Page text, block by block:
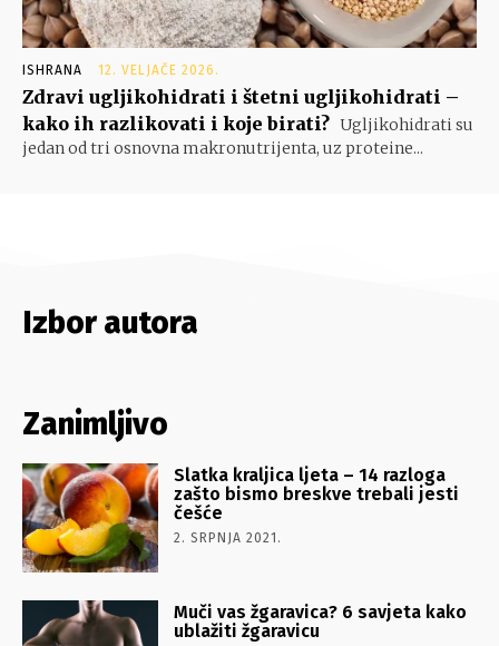
ISHRANA 12. VELJAČE 2026.
Zdravi ugljikohidrati i štetni ugljikohidrati –
kako ih razlikovati i koje birati? Ugljikohidrati su
jedan od tri osnovna makronutrijenta, uz proteine...
Izbor autora
Zanimljivo
Slatka kraljica ljeta – 14 razloga
zašto bismo breskve trebali jesti
češće
2. SRPNJA 2021.
Muči vas žgaravica? 6 savjeta kako
ublažiti žgaravicu